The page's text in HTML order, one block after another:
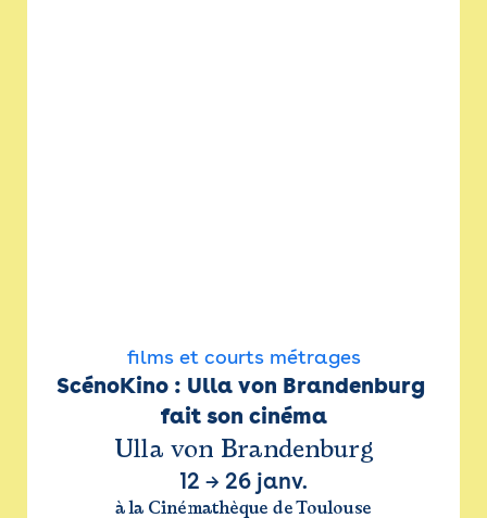
films et courts métrages
ScénoKino : Ulla von Brandenburg
fait son cinéma
Ulla von Brandenburg
12 → 26 janv.
à la Cinémathèque de Toulouse